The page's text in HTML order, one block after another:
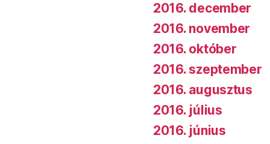
2016. december
2016. november
2016. október
2016. szeptember
2016. augusztus
2016. július
2016. június